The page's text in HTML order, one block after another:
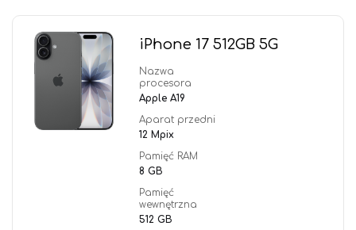
iPhone 17 512GB 5G
Nazwa
procesora
Apple A19
Aparat przedni
12 Mpix
Pamięć RAM
8 GB
Pamięć
wewnętrzna
512 GB